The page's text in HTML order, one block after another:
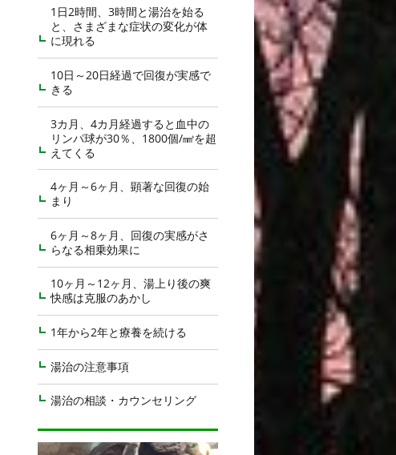
1日2時間、3時間と湯治を始る
と、さまざまな症状の変化が体
に現れる
10日～20日経過で回復が実感で
きる
3カ月、4カ月経過すると血中の
リンパ球が30％、1800個/㎣を超
えてくる
4ヶ月～6ヶ月、顕著な回復の始
まり
6ヶ月～8ヶ月、回復の実感がさ
らなる相乗効果に
10ヶ月～12ヶ月、湯上り後の爽
快感は克服のあかし
1年から2年と療養を続ける
湯治の注意事項
湯治の相談・カウンセリング